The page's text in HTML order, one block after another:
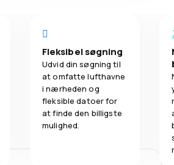
Fleksibel søgning
Udvid din søgning til
at omfatte lufthavne
i nærheden og
fleksible datoer for
at finde den billigste
mulighed.